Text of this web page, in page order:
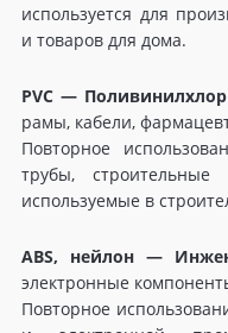
используется для
и товаров для дома.
PVC —
рамы, кабели,
Повторное
трубы,
используемые в
ABS, нейлон —
электронные
Повторное